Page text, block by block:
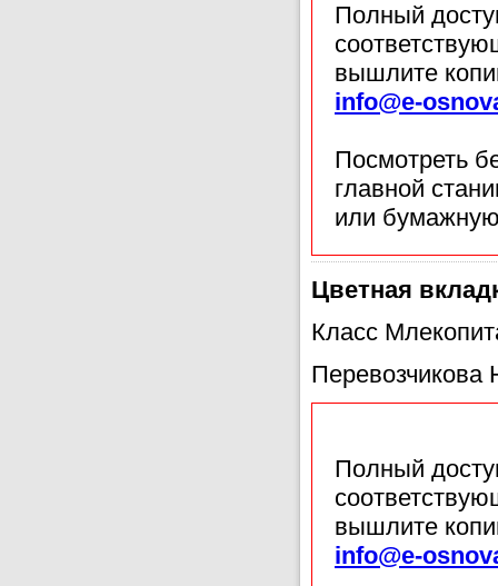
Полный
вышлите
info@e-
Посмотреть
главной
или
Цветная
Класс
Полный
вышлите
info@e-